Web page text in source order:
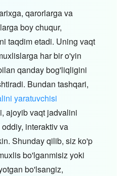
qarorlarga va
boy chuqur,
taqdim etadi. Uning vaqt
har bir o'yin
qanday bog'liqligini
Bundan tashqari,
yaratuvchisi
ajoyib vaqt jadvalini
interaktiv va
Shunday qilib, siz ko'p
bo'lganmisiz yoki
bo'lsangiz,